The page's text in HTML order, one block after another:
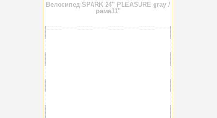
Велосипед SPARK 24" PLEASURE gray /
рама11"